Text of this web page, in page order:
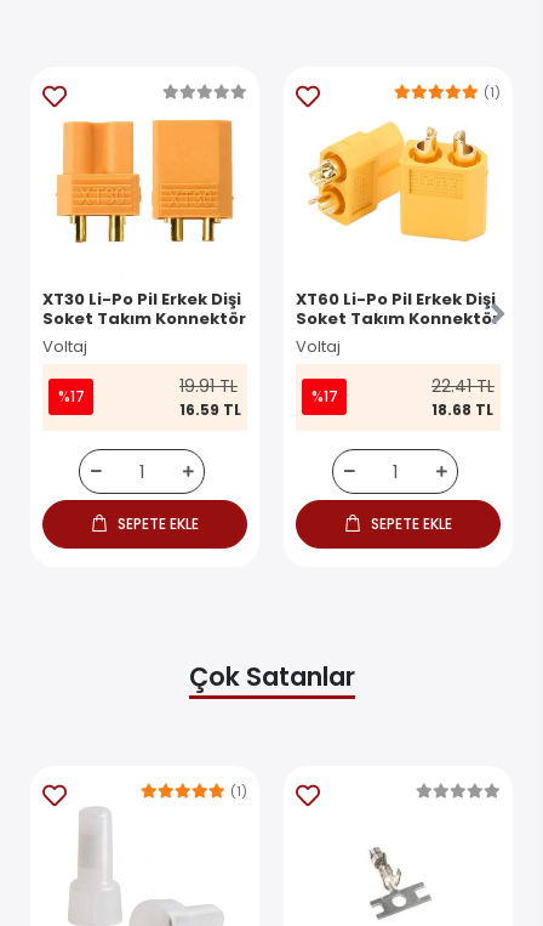
XT30 Li-Po Pil Erkek Dişi
Soket Takım Konnektör
Voltaj
%17 19.91 TL
16.59 TL
SEPETE EKLE
XT60 Li-Po Pil Erkek Dişi
Soket Takım Konnektör
Voltaj
(1)
%17 22.41 TL
18.68 TL
SEPETE EKLE
Çok Satanlar
(1)